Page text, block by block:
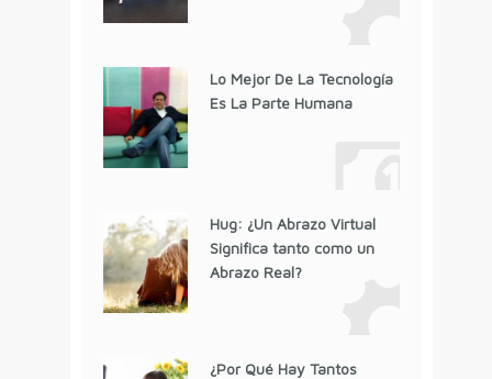
Lo Mejor De La Tecnología
Es La Parte Humana
Hug: ¿Un Abrazo Virtual
Significa tanto como un
Abrazo Real?
¿Por Qué Hay Tantos